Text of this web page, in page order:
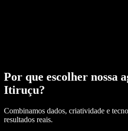
Por que escolher nossa
Itiruçu?
Combinamos dados, criatividade e
resultados reais.